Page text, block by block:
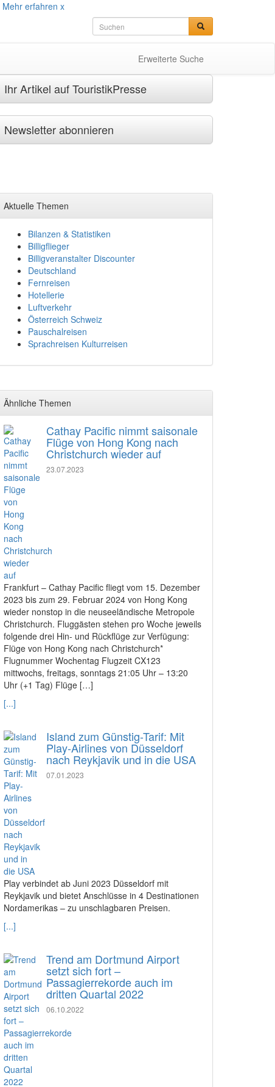
Mehr erfahren x
Erweiterte Suche
Ihr Artikel auf TouristikPresse
Newsletter abonnieren
Aktuelle Themen
Bilanzen & Statistiken
Billigflieger
Billigveranstalter Discounter
Deutschland
Fernreisen
Hotellerie
Luftverkehr
Österreich Schweiz
Pauschalreisen
Sprachreisen Kulturreisen
Ähnliche Themen
Cathay Pacific nimmt saisonale
Flüge von Hong Kong nach
Christchurch wieder auf
23.07.2023
Frankfurt – Cathay Pacific fliegt vom 15. Dezember
2023 bis zum 29. Februar 2024 von Hong Kong
wieder nonstop in die neuseeländische Metropole
Christchurch. Fluggästen stehen pro Woche jeweils
folgende drei Hin- und Rückflüge zur Verfügung:
Flüge von Hong Kong nach Christchurch*
Flugnummer Wochentag Flugzeit CX123
mittwochs, freitags, sonntags 21:05 Uhr – 13:20
Uhr (+1 Tag) Flüge […]
[...]
Island zum Günstig-Tarif: Mit
Play-Airlines von Düsseldorf
nach Reykjavik und in die USA
07.01.2023
Play verbindet ab Juni 2023 Düsseldorf mit
Reykjavik und bietet Anschlüsse in 4 Destinationen
Nordamerikas – zu unschlagbaren Preisen.
[...]
Trend am Dortmund Airport
setzt sich fort –
Passagierrekorde auch im
dritten Quartal 2022
06.10.2022